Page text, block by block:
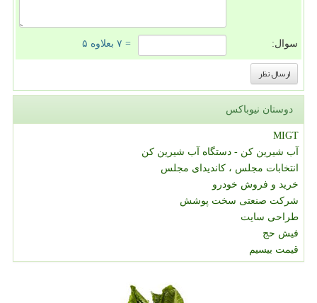
سوال: = ۷ بعلاوه ۵
دوستان نیوباکس
MIGT
آب شیرین کن - دستگاه آب شیرین کن
انتخابات مجلس ، کاندیدای مجلس
خرید و فروش خودرو
شرکت صنعتی سخت پوشش
طراحی سایت
فیش حج
قیمت بیسیم